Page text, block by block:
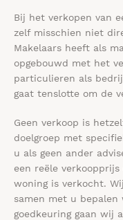
Bij het verkopen van
zelf misschien niet
Makelaars heeft als
opgebouwd met het
particulieren als
gaat tenslotte om de
Geen verkoop is
doelgroep met
u als geen ander
een reële
woning is verkocht.
samen met u
goedkeuring gaan wij